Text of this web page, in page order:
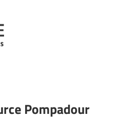
Pompadour